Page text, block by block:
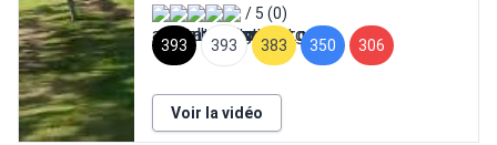
/ 5 (0)
393
393 383 350 306
Voir la vidéo